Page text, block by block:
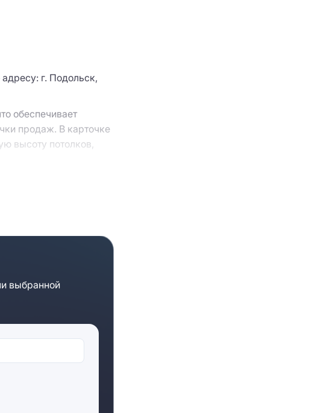
г. Подольск,
обеспечивает
продаж. В карточке
высоту потолков,
подробнее и
не подойдет.
выбранной